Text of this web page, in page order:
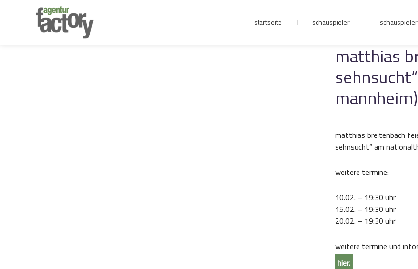
junge riege
kontakt
startseite schauspieler
matthias
mannheim)
matthias breitenbach
sehnsucht“ am
weitere termine:
10.02. – 19:30 uhr
15.02. – 19:30 uhr
20.02. – 19:30 uhr
weitere termine und
hier.